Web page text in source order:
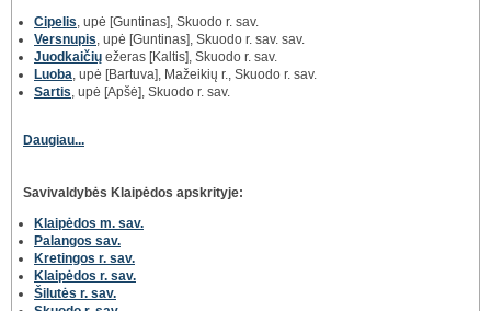
Cipelis , upė [Guntinas], Skuodo r. sav.
Versnupis , upė [Guntinas], Skuodo r. sav. sav.
Juodkaičių ežeras [Kaltis], Skuodo r. sav.
Luoba , upė [Bartuva], Mažeikių r., Skuodo r. sav.
Sartis , upė [Apšė], Skuodo r. sav.
Daugiau...
Savivaldybės Klaipėdos apskrityje:
Klaipėdos m. sav.
Palangos sav.
Kretingos r. sav.
Klaipėdos r. sav.
Šilutės r. sav.